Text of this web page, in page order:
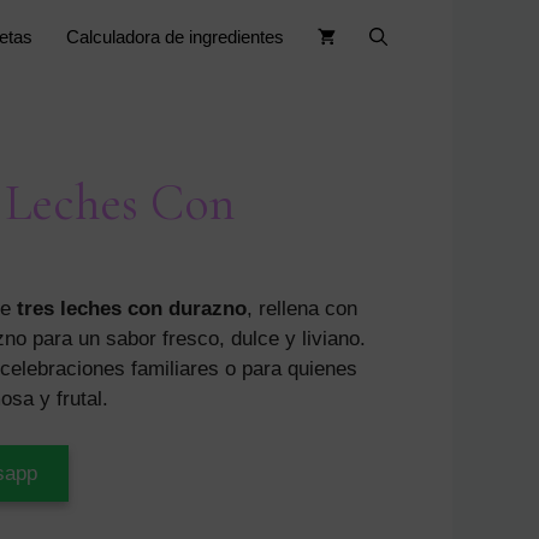
Calculadora de ingredientes
Con
tres leches con durazno, rellena con
para un sabor fresco, dulce y liviano.
familiares o para quienes
y frutal.